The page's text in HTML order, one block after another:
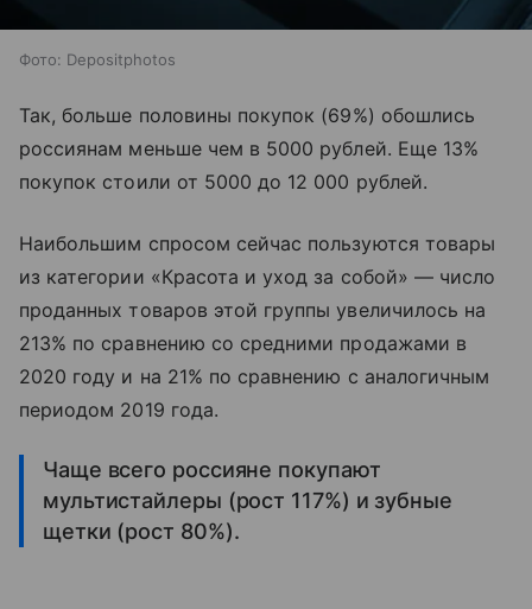
Фото: Depositphotos
Так, больше половины покупок (69%) обошлись
россиянам меньше чем в 5000 рублей. Еще 13%
покупок стоили от 5000 до 12 000 рублей.
Наибольшим спросом сейчас пользуются товары
из категории «Красота и уход за собой» — число
проданных товаров этой группы увеличилось на
213% по сравнению со средними продажами в
2020 году и на 21% по сравнению с аналогичным
периодом 2019 года.
Чаще всего россияне покупают
мультистайлеры (рост 117%) и зубные
щетки (рост 80%).